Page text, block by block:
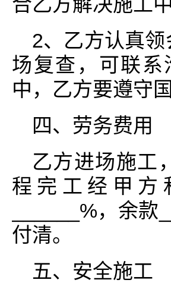
2、乙方认真
场复查，可联
中，乙方要遵守
四、劳务费用
乙方进场施工
程完工经甲方
______%，余
付清。
五、安全施工